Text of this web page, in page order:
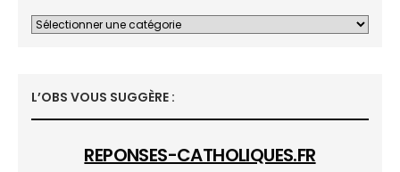
L’OBS VOUS SUGGÈRE :
REPONSES-CATHOLIQUES.FR